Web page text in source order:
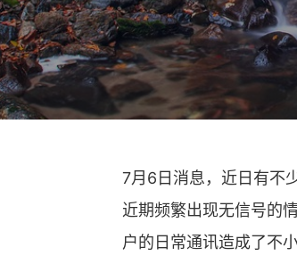
7月6日消息，近日有不
近期频繁出现无信号的
户的日常通讯造成了不小